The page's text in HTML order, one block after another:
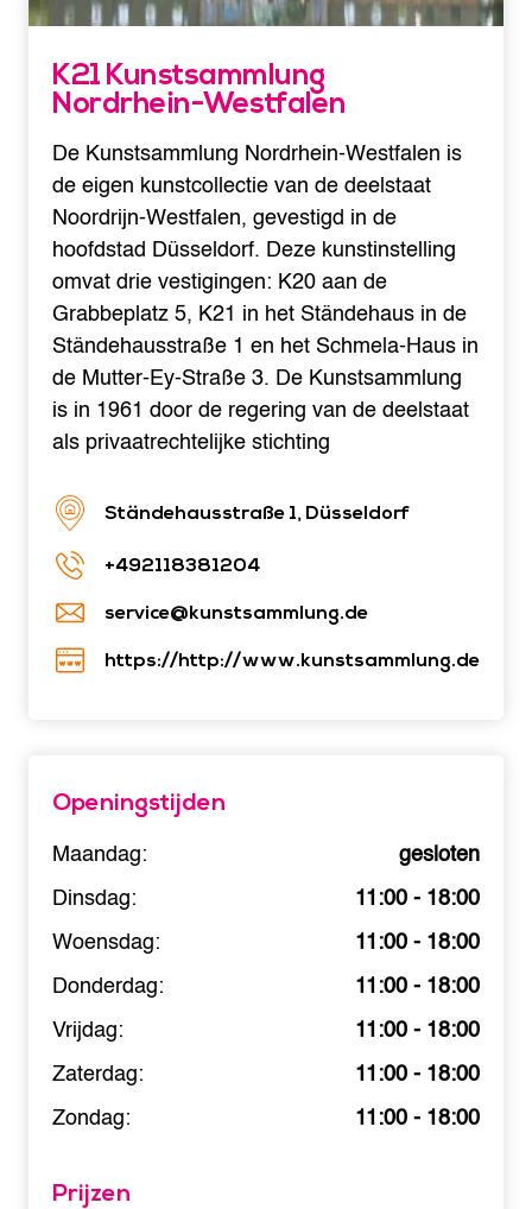
K21 Kunstsammlung
Nordrhein-Westfalen
De Kunstsammlung Nordrhein-Westfalen is
de eigen kunstcollectie van de deelstaat
Noordrijn-Westfalen, gevestigd in de
hoofdstad Düsseldorf. Deze kunstinstelling
omvat drie vestigingen: K20 aan de
Grabbeplatz 5, K21 in het Ständehaus in de
Ständehausstraße 1 en het Schmela-Haus in
de Mutter-Ey-Straße 3. De Kunstsammlung
is in 1961 door de regering van de deelstaat
als privaatrechtelijke stichting
Ständehausstraße 1, Düsseldorf
+492118381204
service@kunstsammlung.de
https://http://www.kunstsammlung.de
Openingstijden
Maandag:
gesloten
Dinsdag:
11:00 - 18:00
Woensdag:
11:00 - 18:00
Donderdag:
11:00 - 18:00
Vrijdag:
11:00 - 18:00
Zaterdag:
11:00 - 18:00
Zondag:
11:00 - 18:00
Prijzen